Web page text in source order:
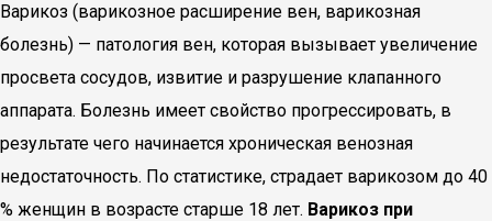
Варикоз (варикозное расширение вен, варикозная
болезнь) — патология вен, которая вызывает увеличение
просвета сосудов, извитие и разрушение клапанного
аппарата. Болезнь имеет свойство прогрессировать, в
результате чего начинается хроническая венозная
недостаточность. По статистике, страдает варикозом до 40
% женщин в возрасте старше 18 лет. Варикоз при